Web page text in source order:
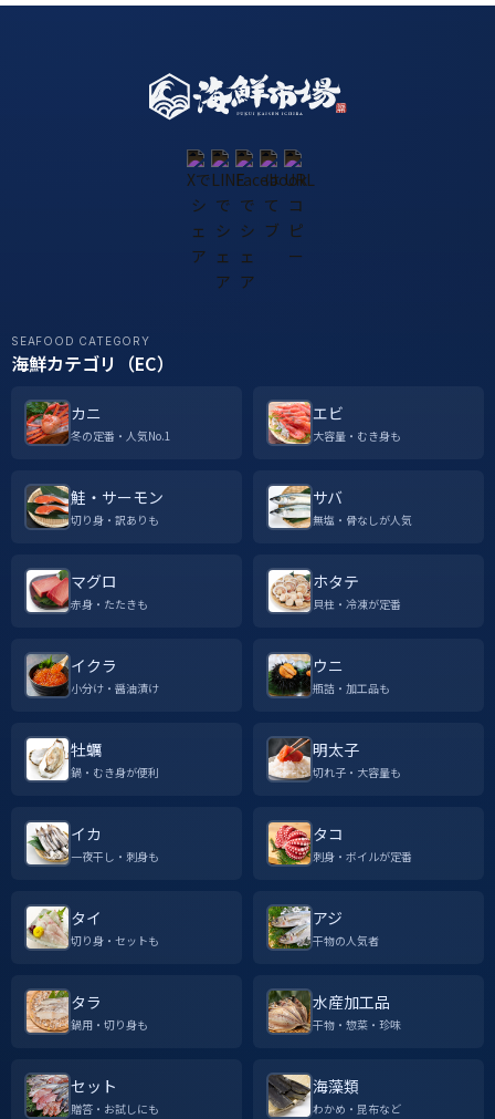
SEAFOOD CATEGORY
海鮮カテゴリ（EC）
カニ
冬の定番・人気No.1
エビ
大容量・むき身も
鮭・サーモン
切り身・訳ありも
サバ
無塩・骨なしが人気
マグロ
赤身・たたきも
ホタテ
貝柱・冷凍が定番
イクラ
小分け・醤油漬け
ウニ
瓶詰・加工品も
牡蠣
鍋・むき身が便利
明太子
切れ子・大容量も
イカ
一夜干し・刺身も
タコ
刺身・ボイルが定番
タイ
切り身・セットも
アジ
干物の人気者
タラ
鍋用・切り身も
水産加工品
干物・惣菜・珍味
セット
贈答・お試しにも
海藻類
わかめ・昆布など